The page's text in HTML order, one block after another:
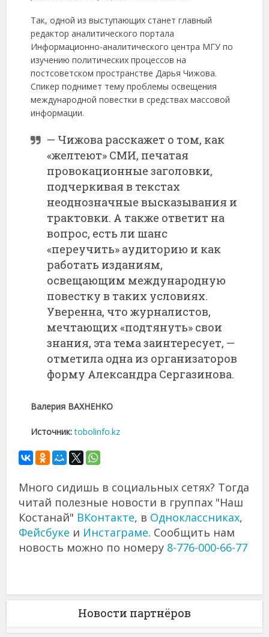
Так, одной из выступающих станет главный
редактор аналитического портала
Информационно-аналитического центра МГУ по
изучению политических процессов на
постсоветском пространстве Дарья Чижова.
Спикер поднимет тему проблемы освещения
международной повестки в средствах массовой
информации.
— Чижова расскажет о том, как
«желтеют» СМИ, печатая
провокационные заголовки,
подчеркивая в текстах
неоднозначные высказывания и
трактовки. А также ответит на
вопрос, есть ли шанс
«переучить» аудиторию и как
работать изданиям,
освещающим международную
повестку в таких условиях.
Уверенна, что журналистов,
мечтающих «подтянуть» свои
знания, эта тема заинтересует, —
отметила одна из организаторов
форму Александра Сергазинова.
Валерия ВАХНЕНКО
Источник: tobolinfo.kz
Много сидишь в социальных сетях? Тогда
читай полезные новости в группах "Наш
Костанай" ВКонтакте, в Одноклассниках,
Фейсбуке и Инстаграме. Сообщить нам
новость можно по номеру 8-776-000-66-77
Новости партнёров